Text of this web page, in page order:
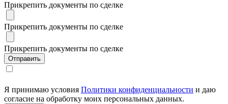
Прикрепить документы по сделке
Прикрепить документы по сделке
Прикрепить документы по сделке
Я принимаю условия Политики конфиденциальности и даю
согласие на обработку моих персональных данных.